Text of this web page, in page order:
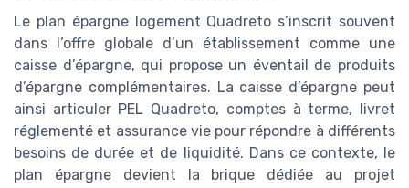
Le plan épargne logement Quadreto s’inscrit souvent
dans l’offre globale d’un établissement comme une
caisse d’épargne, qui propose un éventail de produits
d’épargne complémentaires. La caisse d’épargne peut
ainsi articuler PEL Quadreto, comptes à terme, livret
réglementé et assurance vie pour répondre à différents
besoins de durée et de liquidité. Dans ce contexte, le
plan épargne devient la brique dédiée au projet